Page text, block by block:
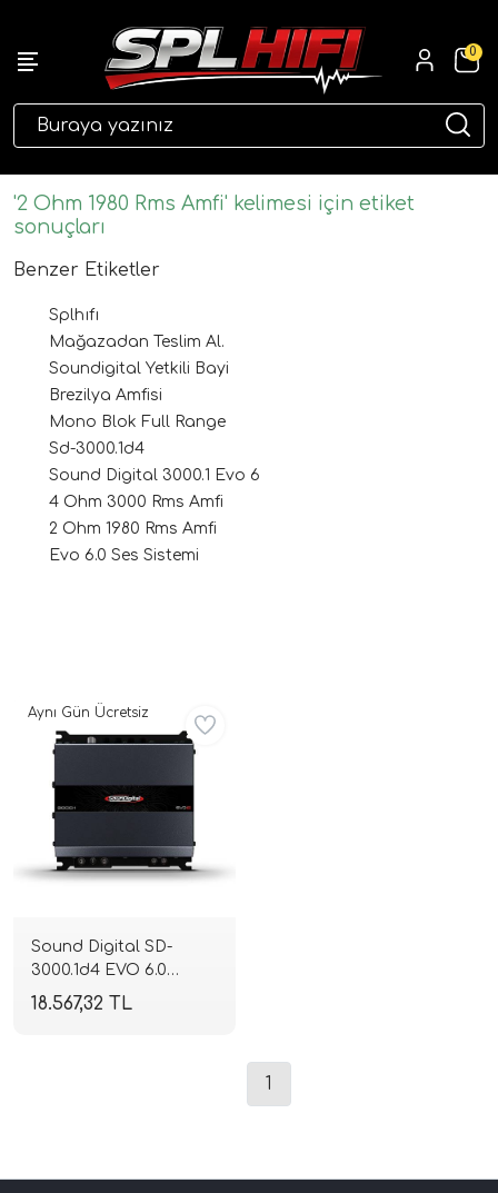
0
'2 Ohm 1980 Rms Amfi' kelimesi için etiket
sonuçları
Benzer Etiketler
Splhıfı
Mağazadan Teslim Al.
Soundigital Yetkili Bayi
Brezilya Amfisi
Mono Blok Full Range
Sd-3000.1d4
Sound Digital 3000.1 Evo 6
4 Ohm 3000 Rms Amfi
2 Ohm 1980 Rms Amfi
Evo 6.0 Ses Sistemi
Sound Digital SD-
3000.1d4 EVO 6.0
Mono Blok Full Range
Amplifikatör | 4 Ohm
18.567,32 TL
Aynı Gün Ücretsiz
1